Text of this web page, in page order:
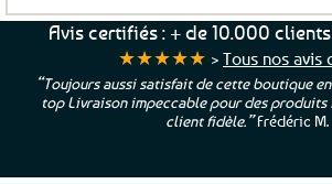
Avis certifiés : + de 10.000 clients
★★★★★ > Tous nos avis
“Toujours aussi satisfait de cette boutique
top Livraison impeccable pour des produits
client fidèle.”Frédéric M.